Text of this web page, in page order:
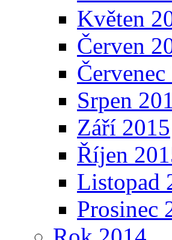
Květen
Červen
Srpen
Září 2015
Říjen
Listopad
Prosinec